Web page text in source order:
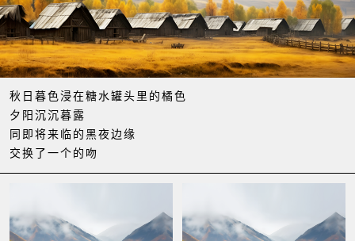
秋日暮色浸在糖水罐头里的橘色
夕阳沉沉暮露
同即将来临的黑夜边缘
交换了一个的吻